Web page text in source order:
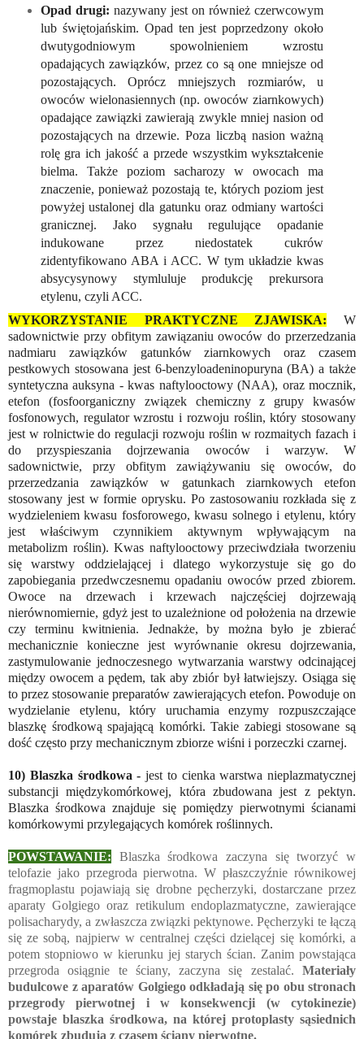
Opad drugi: nazywany jest on również czerwcowym
lub świętojańskim. Opad ten jest poprzedzony około
dwutygodniowym spowolnieniem wzrostu
opadających zawiązków, przez co są one mniejsze od
pozostających. Oprócz mniejszych rozmiarów, u
owoców wielonasiennych (np. owoców ziarnkowych)
opadające zawiązki zawierają zwykle mniej nasion od
pozostających na drzewie. Poza liczbą nasion ważną
rolę gra ich jakość a przede wszystkim wykształcenie
bielma. Także poziom sacharozy w owocach ma
znaczenie, ponieważ pozostają te, których poziom jest
powyżej ustalonej dla gatunku oraz odmiany wartości
granicznej. Jako sygnału regulujące opadanie
indukowane przez niedostatek cukrów
zidentyfikowano ABA i ACC. W tym układzie kwas
absycysynowy stymluluje produkcję prekursora
etylenu, czyli ACC.
WYKORZYSTANIE PRAKTYCZNE ZJAWISKA:
W
sadownictwie przy obfitym zawiązaniu owoców do przerzedzania
nadmiaru zawiązków gatunków ziarnkowych oraz czasem
pestkowych stosowana jest 6-benzyloadeninopuryna (BA) a także
syntetyczna auksyna - kwas naftylooctowy (NAA), oraz mocznik,
etefon (fosfoorganiczny związek chemiczny z grupy kwasów
fosfonowych, regulator wzrostu i rozwoju roślin, który stosowany
jest w rolnictwie do regulacji rozwoju roślin w rozmaitych fazach i
do przyspieszania dojrzewania owoców i warzyw. W
sadownictwie, przy obfitym zawiążywaniu się owoców, do
przerzedzania zawiązków w gatunkach ziarnkowych etefon
stosowany jest w formie oprysku. Po zastosowaniu rozkłada się z
wydzieleniem kwasu fosforowego, kwasu solnego i etylenu, który
jest właściwym czynnikiem aktywnym wpływającym na
metabolizm roślin). Kwas naftylooctowy przeciwdziała tworzeniu
się warstwy oddzielającej i dlatego wykorzystuje się go do
zapobiegania przedwczesnemu opadaniu owoców przed zbiorem.
Owoce na drzewach i krzewach najczęściej dojrzewają
nierównomiernie, gdyż jest to uzależnione od położenia na drzewie
czy terminu kwitnienia. Jednakże, by można było je zbierać
mechanicznie konieczne jest wyrównanie okresu dojrzewania,
zastymulowanie jednoczesnego wytwarzania warstwy odcinającej
między owocem a pędem, tak aby zbiór był łatwiejszy. Osiąga się
to przez stosowanie preparatów zawierających etefon. Powoduje on
wydzielanie etylenu, który uruchamia enzymy rozpuszczające
blaszkę środkową spajającą komórki. Takie zabiegi stosowane są
dość często przy mechanicznym zbiorze wiśni i porzeczki czarnej.
10) Blaszka środkowa - jest to cienka warstwa nieplazmatycznej
substancji międzykomórkowej, która zbudowana jest z pektyn.
Blaszka środkowa znajduje się pomiędzy pierwotnymi ścianami
komórkowymi przylegających komórek roślinnych.
POWSTAWANIE:
Blaszka środkowa zaczyna się tworzyć w
telofazie jako przegroda pierwotna. W płaszczyźnie równikowej
fragmoplastu pojawiają się drobne pęcherzyki, dostarczane przez
aparaty Golgiego oraz retikulum endoplazmatyczne, zawierające
polisacharydy, a zwłaszcza związki pektynowe. Pęcherzyki te łączą
się ze sobą, najpierw w centralnej części dzielącej się komórki, a
potem stopniowo w kierunku jej starych ścian. Zanim powstająca
przegroda osiągnie te ściany, zaczyna się zestalać. Materiały
budulcowe z aparatów Golgiego odkładają się po obu stronach
przegrody pierwotnej i w konsekwencji (w cytokinezie)
powstaje blaszka środkowa, na której protoplasty sąsiednich
komórek zbudują z czasem ściany pierwotne.